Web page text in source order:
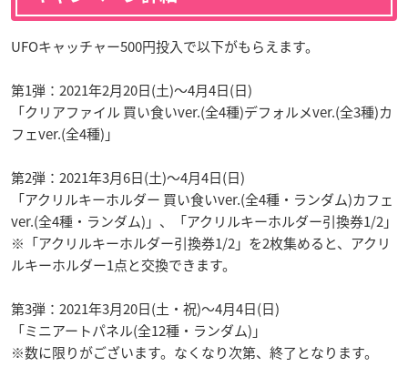
UFOキャッチャー500円投入で以下がもらえます。
第1弾：2021年2月20日(土)～4月4日(日)
「クリアファイル 買い食いver.(全4種)デフォルメver.(全3種)カ
フェver.(全4種)」
第2弾：2021年3月6日(土)～4月4日(日)
「アクリルキーホルダー 買い食いver.(全4種・ランダム)カフェ
ver.(全4種・ランダム)」、「アクリルキーホルダー引換券1/2」
※「アクリルキーホルダー引換券1/2」を2枚集めると、アクリ
ルキーホルダー1点と交換できます。
第3弾：2021年3月20日(土・祝)～4月4日(日)
「ミニアートパネル(全12種・ランダム)」
※数に限りがございます。なくなり次第、終了となります。